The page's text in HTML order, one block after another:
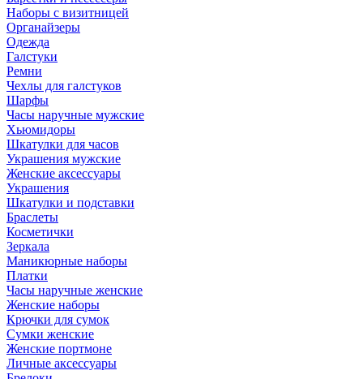
Наборы с визитницей
Органайзеры
Одежда
Галстуки
Ремни
Чехлы для галстуков
Шарфы
Часы наручные мужские
Хьюмидоры
Шкатулки для часов
Украшения мужские
Женские аксессуары
Украшения
Шкатулки и подставки
Браслеты
Косметички
Зеркала
Маникюрные наборы
Платки
Часы наручные женские
Женские наборы
Крючки для сумок
Сумки женские
Женские портмоне
Личные аксессуары